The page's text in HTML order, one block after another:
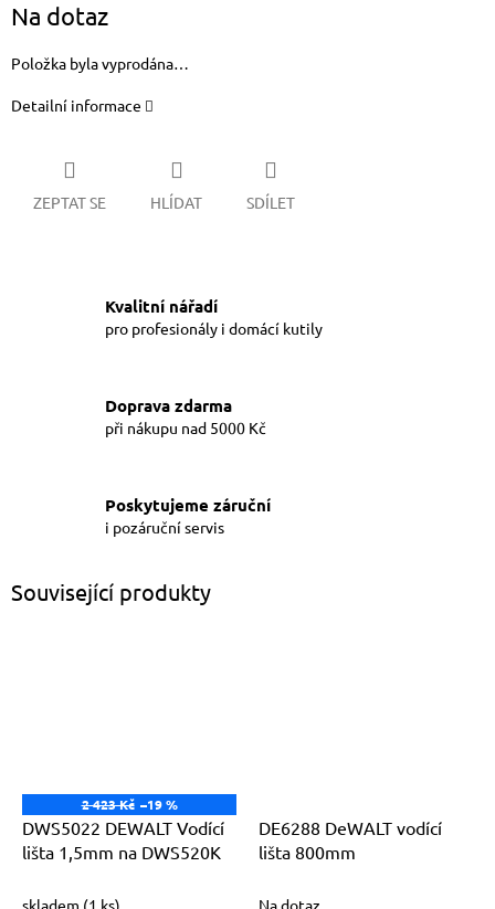
cena:
Na dotaz
Položka byla vyprodána…
Detailní informace
ZEPTAT SE HLÍDAT SDÍLET
Kvalitní nářadí
pro profesionály i domácí kutily
Doprava zdarma
při nákupu nad 5000 Kč
Poskytujeme záruční
i pozáruční servis
Související produkty
2 423 Kč –19 %
DWS5022 DEWALT Vodící
lišta 1,5mm na DWS520K
skladem (1 ks)
DE6288 DeWALT vodící
lišta 800mm
Na dotaz